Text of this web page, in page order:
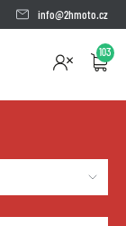
info@2hmoto.cz
103